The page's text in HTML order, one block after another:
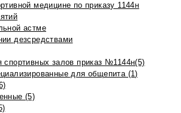
медицине по приказу 1144н
астме
дезсредствами
спортивных залов приказ №1144н(5)
для общепита (1)
(5)